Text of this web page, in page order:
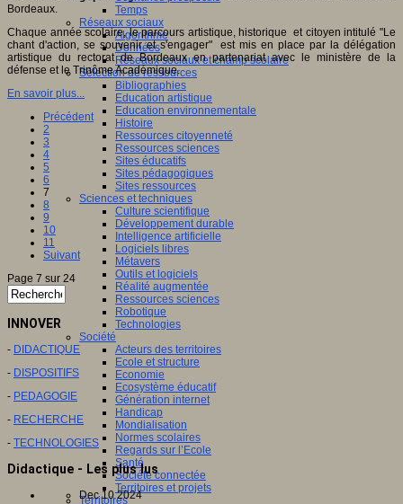
Temps
Réseaux sociaux
Algorithme
Données
Réseaux sociaux et champ scolaire
Sélection de ressources
Bibliographies
Education artistique
Education environnementale
Histoire
Ressources citoyenneté
Ressources sciences
Sites éducatifs
Sites pédagogiques
Sites ressources
Sciences et techniques
Culture scientifique
Développement durable
Intelligence artificielle
Logiciels libres
Métavers
Outils et logiciels
Réalité augmentée
Ressources sciences
Robotique
Technologies
Société
Acteurs des territoires
Ecole et structure
Economie
Ecosystème éducatif
Génération internet
Handicap
Mondialisation
Normes scolaires
Regards sur l’Ecole
Santé
Société connectée
Territoires et projets
Territoires
Bordeaux.
Chaque année scolaire, le parcours artistique, historique et citoyen intitulé "Le
chant d'action, se souvenir et s'engager" est mis en place par la délégation
artistique du rectorat de Bordeaux en partenariat avec le ministère de la
défense et le Trinôme Académique.
En savoir plus...
Précédent
2
3
4
5
6
7
8
9
10
11
Suivant
Page 7 sur 24
INNOVER
- DIDACTIQUE
- DISPOSITIFS
- PEDAGOGIE
- RECHERCHE
- TECHNOLOGIES
Didactique - Les plus lus
Dec 10 2024